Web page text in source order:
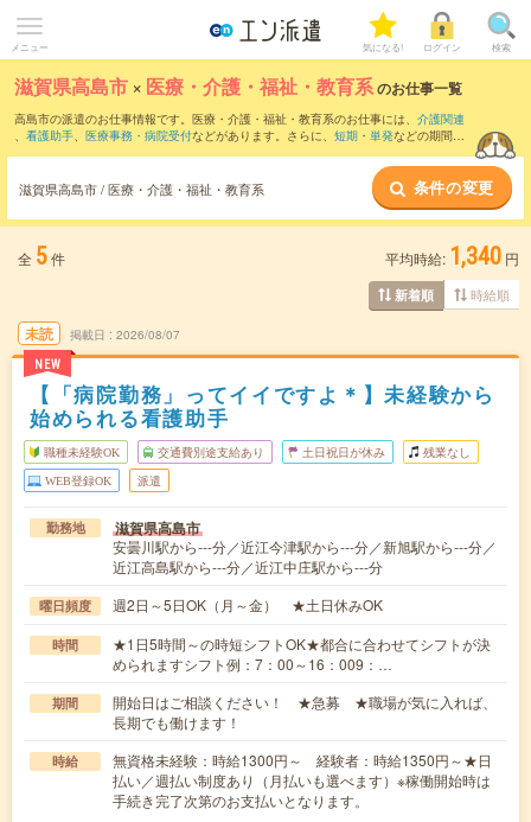
メニュー 気になる! ログイン 検索
滋賀県高島市 × 医療・介護・福祉・教育系のお仕事一覧
高島市の派遣のお仕事情報です。医療・介護・福祉・教育系のお仕事には、 介護関連
、 看護助手、 医療事務・病院受付などがあります。さらに、 短期 ・ 単発などの期間
滋賀県高島市 / 医療・介護・福祉・教育系 条件の変更
全 5件 平均時給: 1,340 円
新着順 時給順
未読
NEW
掲載日 2026/08/07
【「病院勤務」ってイイですよ＊】未経験から
始められる看護助手
職種未経験OK 交通費別途支給あり 土日祝日が休み 残業なし
WEB登録OK 派遣
勤務地 滋賀県高島市
安曇川駅から---分／近江今津駅から---分／新旭駅から---分／
近江高島駅から---分／近江中庄駅から---分
曜日頻度 週2日～5日OK（月～金） ★土日休みOK
時間
★1日5時間～の時短シフトOK★都合に合わせてシフトが決
められますシフト例：7：00～16：009：…
期間
開始日はご相談ください！ ★急募 ★職場が気に入れば、
長期でも働けます！
時給
無資格未経験：時給1300円～ 経験者：時給1350円～★日
払い／週払い制度あり（月払いも選べます）※稼働開始時は
手続き完了次第のお支払いとなります。